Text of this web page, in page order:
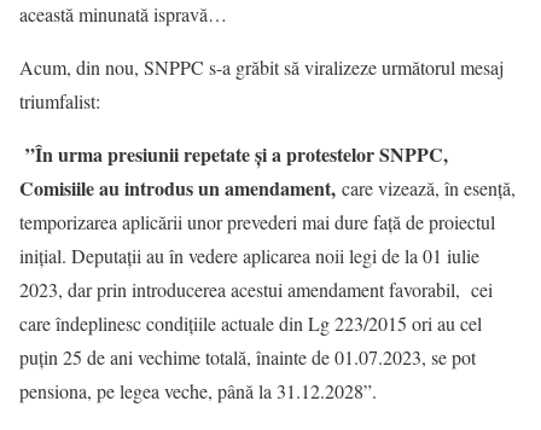
această minunată ispravă…
Acum, din nou, SNPPC s-a grăbit să viralizeze următorul mesaj
triumfalist:
”În urma presiunii repetate și a protestelor SNPPC,
Comisiile au introdus un amendament, care vizează, în esență,
temporizarea aplicării unor prevederi mai dure față de proiectul
inițial. Deputații au în vedere aplicarea noii legi de la 01 iulie
2023, dar prin introducerea acestui amendament favorabil, cei
care îndeplinesc condițiile actuale din Lg 223/2015 ori au cel
puțin 25 de ani vechime totală, înainte de 01.07.2023, se pot
pensiona, pe legea veche, până la 31.12.2028”.